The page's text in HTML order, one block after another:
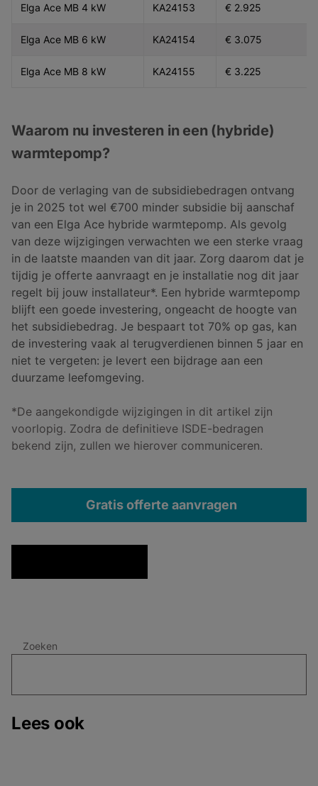
Elga Ace MB 4 kW KA24153 € 2.925
Elga Ace MB 6 kW KA24154 € 3.075
Elga Ace MB 8 kW KA24155 € 3.225
Waarom nu investeren in een (hybride)
warmtepomp?
Door de verlaging van de subsidiebedragen ontvang
je in 2025 tot wel €700 minder subsidie bij aanschaf
van een Elga Ace hybride warmtepomp. Als gevolg
van deze wijzigingen verwachten we een sterke vraag
in de laatste maanden van dit jaar. Zorg daarom dat je
tijdig je offerte aanvraagt en je installatie nog dit jaar
regelt bij jouw installateur*. Een hybride warmtepomp
blijft een goede investering, ongeacht de hoogte van
het subsidiebedrag. Je bespaart tot 70% op gas, kan
de investering vaak al terugverdienen binnen 5 jaar en
niet te vergeten: je levert een bijdrage aan een
duurzame leefomgeving.
*De aangekondigde wijzigingen in dit artikel zijn
voorlopig. Zodra de definitieve ISDE-bedragen
bekend zijn, zullen we hierover communiceren.
Gratis offerte aanvragen
Zoeken
Lees ook